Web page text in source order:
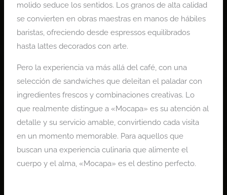
molido seduce los sentidos. Los granos de alta calidad
se convierten en obras maestras en manos de hábiles
baristas, ofreciendo desde espressos equilibrados
hasta lattes decorados con arte.
Pero la experiencia va más allá del café, con una
selección de sandwiches que deleitan el paladar con
ingredientes frescos y combinaciones creativas. Lo
que realmente distingue a «Mocapa» es su atención al
detalle y su servicio amable, convirtiendo cada visita
en un momento memorable. Para aquellos que
buscan una experiencia culinaria que alimente el
cuerpo y el alma, «Mocapa» es el destino perfecto.